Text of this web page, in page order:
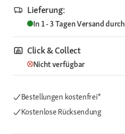
Lieferung:
In 1 - 3 TagenVersand durch
Click & Collect
Nicht verfügbar
Bestellungen kostenfrei*
Kostenlose Rücksendung